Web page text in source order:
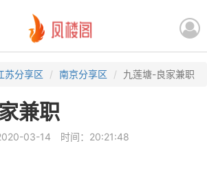
苏分享区 南京分享区 九莲塘-良家兼职
兼职
03-14 时间：20:21:48